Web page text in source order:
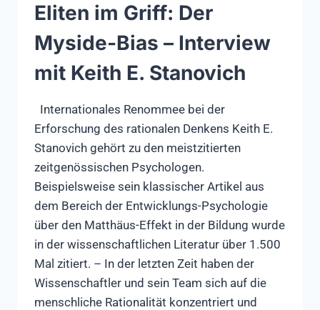
Eliten im Griff: Der
Myside-Bias – Interview
mit Keith E. Stanovich
Internationales Renommee bei der
Erforschung des rationalen Denkens Keith E.
Stanovich gehört zu den meistzitierten
zeitgenössischen Psychologen.
Beispielsweise sein klassischer Artikel aus
dem Bereich der Entwicklungs-Psychologie
über den Matthäus-Effekt in der Bildung wurde
in der wissenschaftlichen Literatur über 1.500
Mal zitiert. – In der letzten Zeit haben der
Wissenschaftler und sein Team sich auf die
menschliche Rationalität konzentriert und